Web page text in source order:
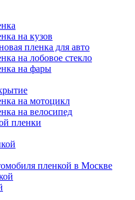
на кузов
пленка для авто
на лобовое стекло
на фары
на мотоцикл
на велосипед
пленки
пленкой в Москве